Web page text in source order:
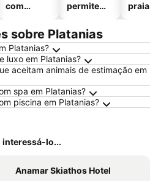
com
permitem
praia
sobre Platanias
Platanias?
luxo em Platanias?
aceitam animais de estimação em
spa em Platanias?
piscina em Platanias?
interessá-lo...
Anamar Skiathos Hotel